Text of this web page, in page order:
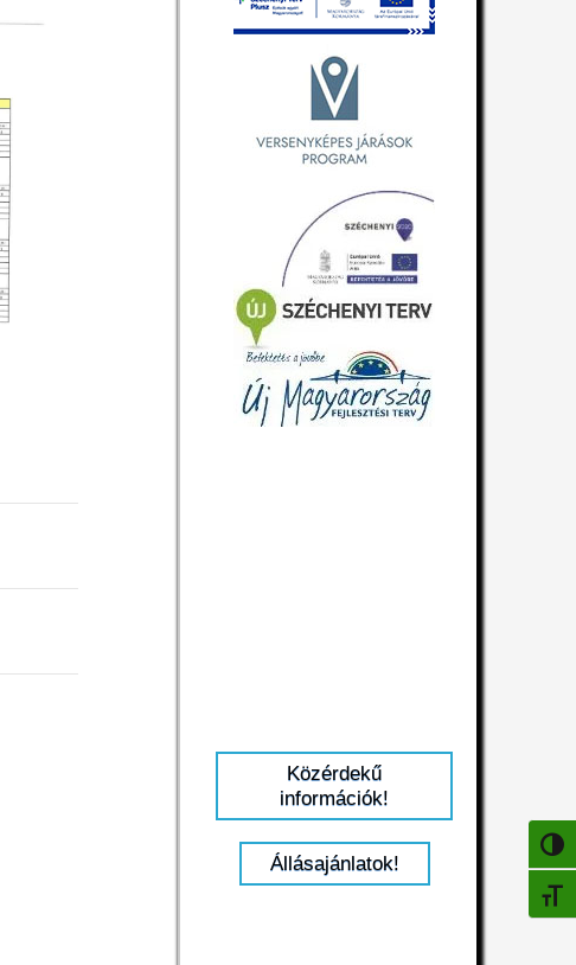
Közérdekű
információk!
Állásajánlatok!